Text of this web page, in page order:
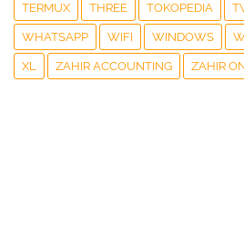
TERMUX THREE TOKOPEDIA
WHATSAPP WIFI WINDOWS
XL ZAHIR ACCOUNTING ZAHIR